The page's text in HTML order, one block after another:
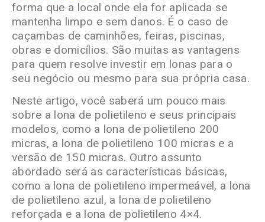
forma que a local onde ela for aplicada se
mantenha limpo e sem danos. É o caso de
caçambas de caminhões, feiras, piscinas,
obras e domicílios. São muitas as vantagens
para quem resolve investir em lonas para o
seu negócio ou mesmo para sua própria casa.
Neste artigo, você saberá um pouco mais
sobre a lona de polietileno e seus principais
modelos, como a lona de polietileno 200
micras, a lona de polietileno 100 micras e a
versão de 150 micras. Outro assunto
abordado será as características básicas,
como a lona de polietileno impermeável, a lona
de polietileno azul, a lona de polietileno
reforçada e a lona de polietileno 4×4.